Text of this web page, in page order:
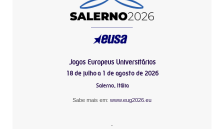
Jogos Europeus Universitários
18 de julho a 1 de agosto de 2026
Salerno, Itália
Sabe mais em: www.eug2026.eu
-